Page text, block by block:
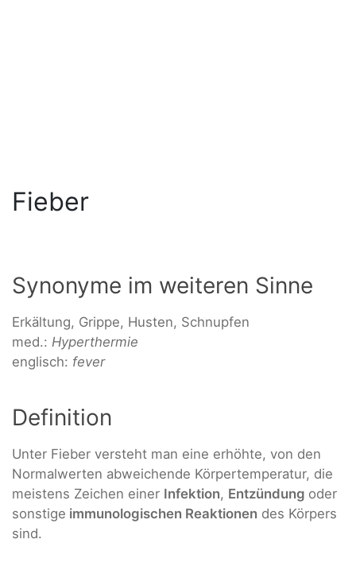
Fieber
Synonyme im weiteren Sinne
Erkältung, Grippe, Husten, Schnupfen
med.: Hyperthermie
englisch: fever
Definition
Unter Fieber versteht man eine erhöhte, von den
Normalwerten abweichende Körpertemperatur, die
meistens Zeichen einer Infektion, Entzündung oder
sonstige immunologischen Reaktionen des Körpers
sind.